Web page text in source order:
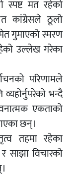
स्पष्ट मत रहेको
कांग्रेसले ठूलो
गुमाएको स्मरण
उल्लेख गरेका
परिणामले
भन्दै
एकताको
छन्।
तहमा रहेका
साझा विचारको